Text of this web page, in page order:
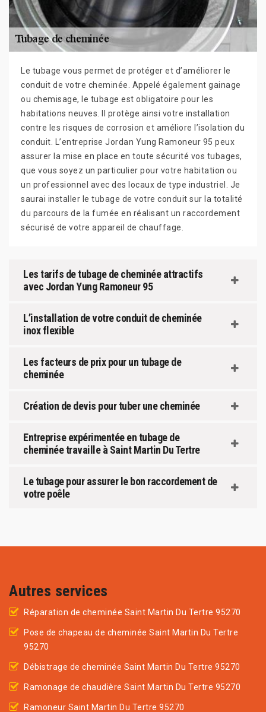
Le tubage vous permet de protéger et d’améliorer le
conduit de votre cheminée. Appelé également gainage
ou chemisage, le tubage est obligatoire pour les
habitations neuves. Il protège ainsi votre installation
contre les risques de corrosion et améliore l’isolation du
conduit. L’entreprise Jordan Yung Ramoneur 95 peux
assurer la mise en place en toute sécurité vos tubages,
que vous soyez un particulier pour votre habitation ou
un professionnel avec des locaux de type industriel. Je
saurai installer le tubage de votre conduit sur la totalité
du parcours de la fumée en réalisant un raccordement
sécurisé de votre appareil de chauffage.
Les tarifs de tubage de cheminée attractifs
avec Jordan Yung Ramoneur 95
L’installation de votre conduit de cheminée
inox flexible
Les facteurs de prix pour un tubage de
cheminée
Création de devis pour tuber une cheminée
Entreprise expérimentée en tubage de
cheminée travaille à Saint Martin Du Tertre
Le tubage pour assurer le bon raccordement de
votre poêle
Autres services
Réparation de cheminée Saint Martin Du Tertre 95270
Pose de chapeau de cheminée Saint Martin Du Tertre
95270
Débistrage de cheminée Saint Martin Du Tertre 95270
Ramonage de chaudière Saint Martin Du Tertre 95270
Ramoneur Saint Martin Du Tertre 95270